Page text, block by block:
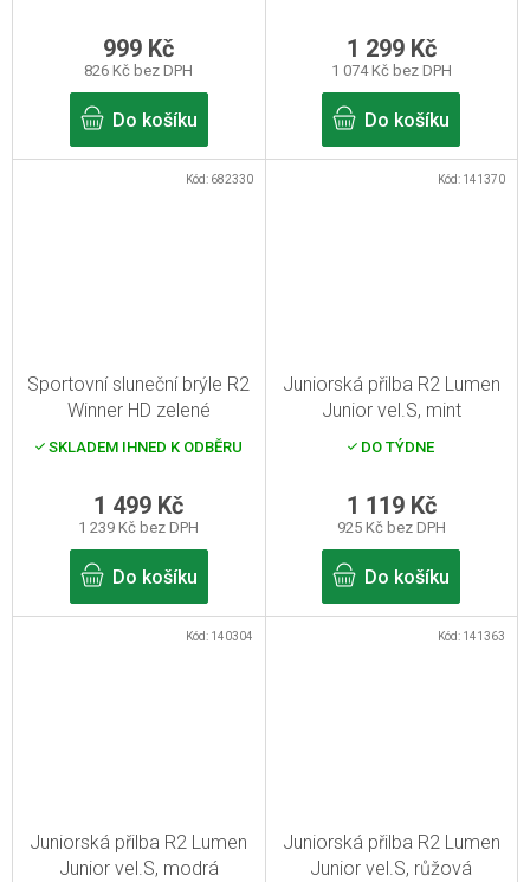
826 Kč bez DPH
999 Kč
Do košíku
1 074 Kč bez DPH
1 299 Kč
Do košíku
Sportovní sluneční brýle R2
Winner HD zelené
SKLADEM IHNED K ODBĚRU
1 239 Kč bez DPH
1 499 Kč
Do košíku
Kód: 682330
Juniorská přilba R2 Lumen
Junior vel.S, mint
DO TÝDNE
925 Kč bez DPH
1 119 Kč
Do košíku
Kód: 141370
Juniorská přilba R2 Lumen
Junior vel.S, modrá
Kód: 140304
Juniorská přilba R2 Lumen
Junior vel.S, růžová
Kód: 141363